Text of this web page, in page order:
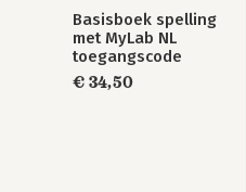
Basisboek spelling
met MyLab NL
toegangscode
€ 34,50